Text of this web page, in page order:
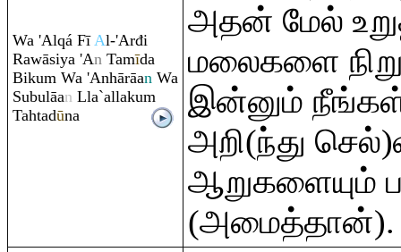
Wa 'Alqá FīAl-'Arđi
Rawāsiya 'An Tamīda
Bikum Wa 'Anhārāan Wa
Subulāan Lla`allakum
Tahtadūna
அதன் மேல்
மலைகளை
இன்னும்
அறி(ந்து
ஆறுகளையும்
(அமைத்தான்).